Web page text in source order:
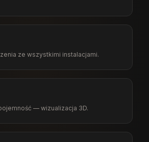
ze wszystkimi instalacjami.
— wizualizacja 3D.